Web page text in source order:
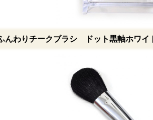
んわりチークブラシ ドット黒軸ホワイ